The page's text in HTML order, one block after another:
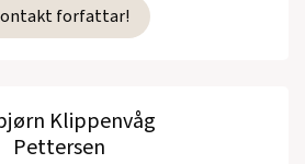
forfattar!
Klippenvåg
Pettersen